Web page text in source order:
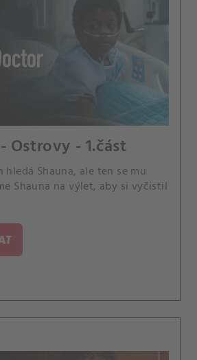
Ostrovy - 1.část
hledá Shauna, ale ten se mu
Shauna na výlet, aby si vyčistil